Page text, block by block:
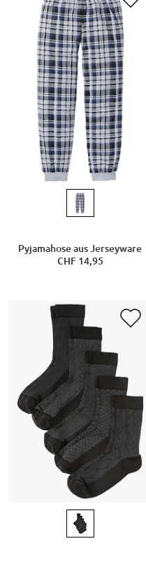
Pyjamahose aus Jerseyware
CHF 14,95